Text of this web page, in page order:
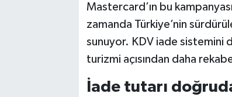
Mastercard’ın bu
zamanda Türkiye’nin
sunuyor. KDV iade sistemini
turizmi açısından daha
İade tutarı